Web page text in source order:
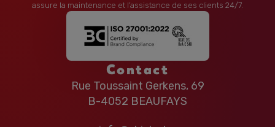
assure la maintenance et l’assistance de ses clients 24/7.
Contact
Rue Toussaint Gerkens, 69
B-4052 BEAUFAYS